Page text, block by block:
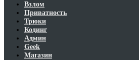
Взлом
Приватность
Трюки
Кодинг
Админ
Geek
Магазин